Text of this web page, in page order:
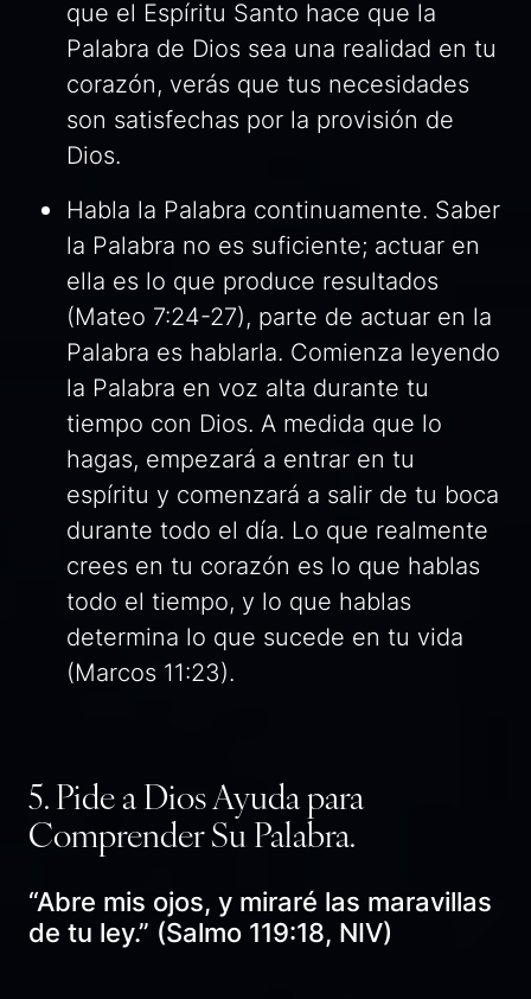
que el Espíritu Santo hace que la
Palabra de Dios sea una realidad en tu
corazón, verás que tus necesidades
son satisfechas por la provisión de
Dios.
Habla la Palabra continuamente. Saber
la Palabra no es suficiente; actuar en
ella es lo que produce resultados
(Mateo 7:24-27), parte de actuar en la
Palabra es hablarla. Comienza leyendo
la Palabra en voz alta durante tu
tiempo con Dios. A medida que lo
hagas, empezará a entrar en tu
espíritu y comenzará a salir de tu boca
durante todo el día. Lo que realmente
crees en tu corazón es lo que hablas
todo el tiempo, y lo que hablas
determina lo que sucede en tu vida
(Marcos 11:23).
5. Pide a Dios Ayuda para
Comprender Su Palabra.
“Abre mis ojos, y miraré las maravillas
de tu ley.” (Salmo 119:18, NIV)